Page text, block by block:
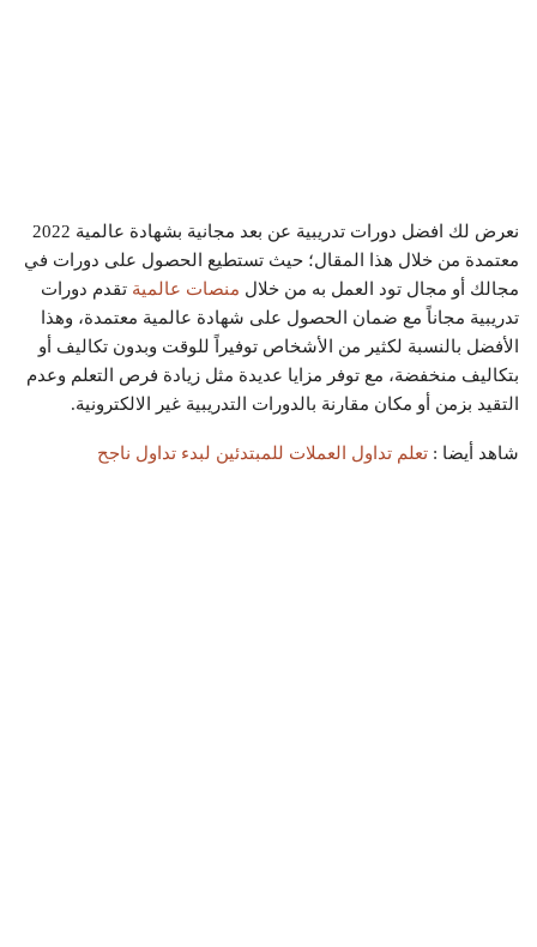
نعرض لك افضل دورات تدريبية عن بعد مجانية بشهادة عالمية 2022
معتمدة من خلال هذا المقال؛ حيث تستطيع الحصول على دورات في
مجالك أو مجال تود العمل به من خلال منصات عالمية تقدم دورات
تدريبية مجاناً مع ضمان الحصول على شهادة عالمية معتمدة، وهذا
الأفضل بالنسبة لكثير من الأشخاص توفيراً للوقت وبدون تكاليف أو
بتكاليف منخفضة، مع توفر مزايا عديدة مثل زيادة فرص التعلم وعدم
التقيد بزمن أو مكان مقارنة بالدورات التدريبية غير الالكترونية.
شاهد أيضا : تعلم تداول العملات للمبتدئين لبدء تداول ناجح